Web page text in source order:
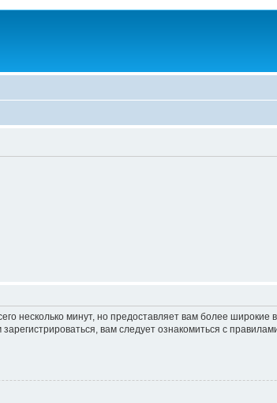
несколько минут, но предоставляет вам более
вам следует ознакомиться с